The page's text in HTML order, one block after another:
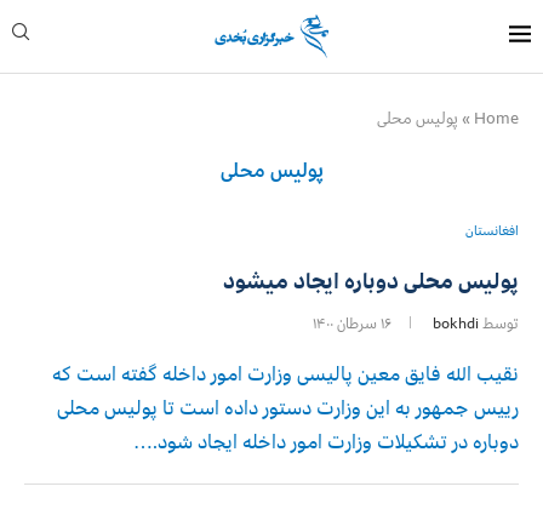
Home
» پولیس محلی
پولیس محلی
افغانستان
پولیس محلی دوباره ایجاد میشود
توسط bokhdi ۱۶ سرطان ۱۴۰۰
نقیب‌ الله فایق معین پالیسی وزارت امور داخله گفته است که
رییس جمهور به این وزارت دستور داده است تا پولیس محلی
دوباره در تشکیلات وزارت امور داخله ایجاد شود.…